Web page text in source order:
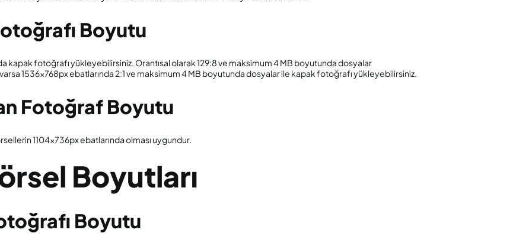
Boyutu
kapak fotoğrafı yükleyebilirsiniz. Orantısal olarak 129:8 ve maksimum 4 MB boyutunda dosyalar
1536x768px ebatlarında 2:1 ve maksimum 4 MB boyutunda dosyalar ile kapak fotoğrafı yükleyebilirsiniz.
Fotoğraf Boyutu
1104x736px ebatlarında olması uygundur.
Boyutları
Boyutu